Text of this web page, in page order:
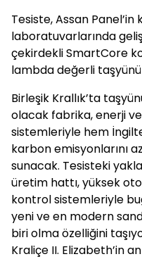
Tesiste, Assan
laboratuvarlarında
çekirdekli SmartCore
lambda değerli
Birleşik Krallık’ta
olacak fabrika, enerji
sistemleriyle hem
karbon emisyonlarını
sunacak. Tesisteki
üretim hattı, yüksek
kontrol sistemleriyle
yeni ve en modern
biri olma özelliğini
Kraliçe II. Elizabeth’in